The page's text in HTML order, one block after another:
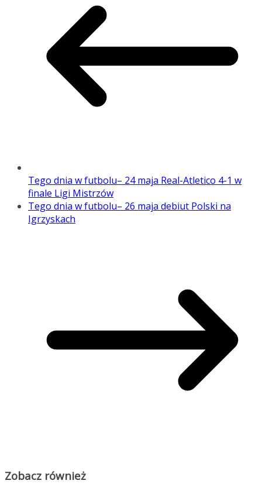
Tego dnia w futbolu– 24 maja Real-Atletico 4-1 w
finale Ligi Mistrzów
Tego dnia w futbolu– 26 maja debiut Polski na
Igrzyskach
Zobacz również